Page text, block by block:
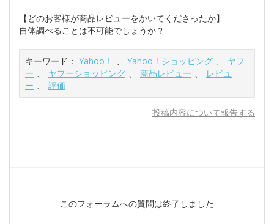
【どのお客様が商品レビューをかいてくださったか】
自体調べることは不可能でしょうか？
キーワード： Yahoo！ 、 Yahoo！ショッピング 、
ヤフ
ー 、 ヤフーショッピング 、 商品レビュー 、
レビュ
ー 、 評価
投稿内容について報告する
このフォーラムへの質問は終了しました